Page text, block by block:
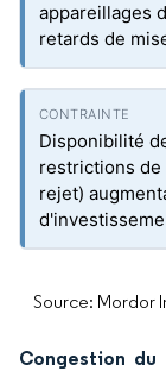
appareillages
retards de
Disponibilité
restrictions
rejet)
Source: Mordor
Congestion